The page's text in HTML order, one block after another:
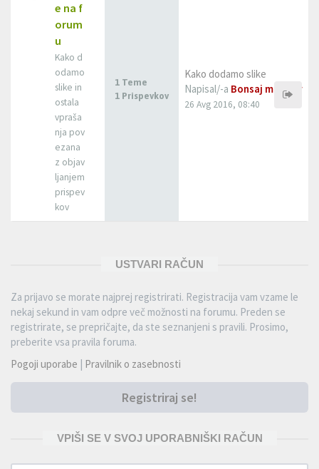
e na f
orum
u
Kako d
odamo
slike in
ostala
vpraša
nja pov
ezana
z objav
ljanjem
prispev
kov
1 Teme
1 Prispevkov
Kako dodamo slike
Napisal/-a Bonsaj mojster
26 Avg 2016, 08:40
USTVARI RAČUN
Za prijavo se morate najprej registrirati. Registracija vam vzame le
nekaj sekund in vam odpre več možnosti na forumu. Preden se
registrirate, se prepričajte, da ste seznanjeni s pravili. Prosimo,
preberite vsa pravila foruma.
Pogoji uporabe | Pravilnik o zasebnosti
Registriraj se!
VPIŠI SE V SVOJ UPORABNIŠKI RAČUN